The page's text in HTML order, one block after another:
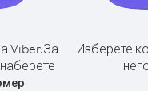
Viber.За
Изберете